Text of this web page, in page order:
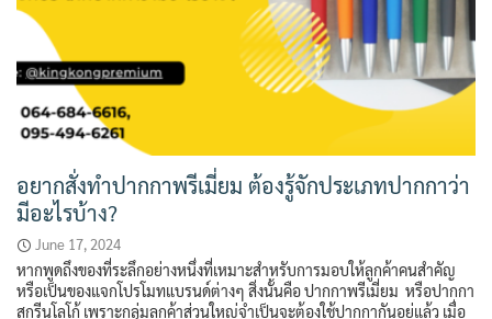
อยากสั่งทำปากกาพรีเมี่ยม ต้องรู้จักประเภทปากกาว่า
มีอะไรบ้าง?
June 17, 2024
หากพูดถึงของที่ระลึกอย่างหนึ่งที่เหมาะสำหรับการมอบให้ลูกค้าคนสำคัญ
หรือเป็นของแจกโปรโมทแบรนด์ต่างๆ สิ่งนั้นคือ ปากกาพรีเมี่ยม หรือปากกา
สกรีนโลโก้ เพราะกลุ่มลูกค้าส่วนใหญ่จำเป็นจะต้องใช้ปากกากันอยู่แล้ว เมื่อ